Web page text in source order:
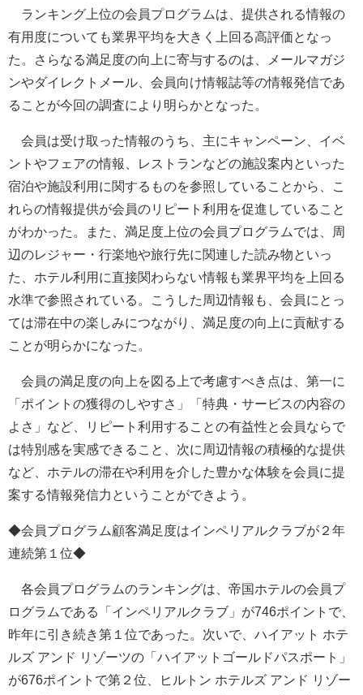
ランキング上位の会員プログラムは、提供される情報の
有用度についても業界平均を大きく上回る高評価となっ
た。さらなる満足度の向上に寄与するのは、メールマガジ
ンやダイレクトメール、会員向け情報誌等の情報発信であ
ることが今回の調査により明らかとなった。
会員は受け取った情報のうち、主にキャンペーン、イベ
ントやフェアの情報、レストランなどの施設案内といった
宿泊や施設利用に関するものを参照していることから、こ
れらの情報提供が会員のリピート利用を促進していること
がわかった。また、満足度上位の会員プログラムでは、周
辺のレジャー・行楽地や旅行先に関連した読み物といっ
た、ホテル利用に直接関わらない情報も業界平均を上回る
水準で参照されている。こうした周辺情報も、会員にとっ
ては滞在中の楽しみにつながり、満足度の向上に貢献する
ことが明らかになった。
会員の満足度の向上を図る上で考慮すべき点は、第一に
「ポイントの獲得のしやすさ」「特典・サービスの内容の
よさ」など、リピート利用することの有益性と会員ならで
は特別感を実感できること、次に周辺情報の積極的な提供
など、ホテルの滞在や利用を介した豊かな体験を会員に提
案する情報発信力ということができよう。
◆会員プログラム顧客満足度はインペリアルクラブが２年
連続第１位◆
各会員プログラムのランキングは、帝国ホテルの会員プ
ログラムである「インペリアルクラブ」が746ポイントで、
昨年に引き続き第１位であった。次いで、ハイアット ホテ
ルズ アンド リゾーツの「ハイアットゴールドパスポート」
が676ポイントで第２位、ヒルトン ホテルズ アンド リゾー